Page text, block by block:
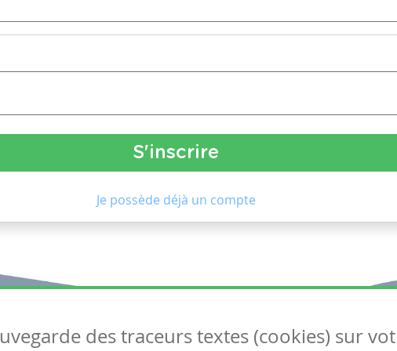
Je possède déjà un compte
Articlesdes traceurs textes (cookies) sur